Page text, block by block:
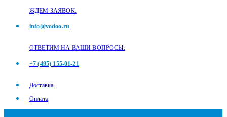
ЖДЕМ ЗАЯВОК:
info@vodoo.ru
ОТВЕТИМ НА ВАШИ ВОПРОСЫ:
+7 (495) 155-01-21
Доставка
Оплата